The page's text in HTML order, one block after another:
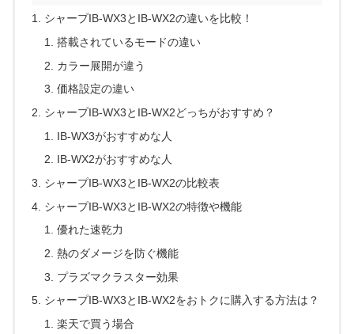
シャープIB-WX3とIB-WX2の違いを比較！
搭載されているモードの違い
カラー展開が違う
価格設定の違い
シャープIB-WX3とIB-WX2どっちがおすすめ？
IB-WX3がおすすめな人
IB-WX2がおすすめな人
シャープIB-WX3とIB-WX2の比較表
シャープIB-WX3とIB-WX2の特徴や機能
優れた速乾力
熱のダメージを防ぐ機能
プラズマクラスター効果
シャープIB-WX3とIB-WX2をおトクに購入する方法は？
楽天で買う場合